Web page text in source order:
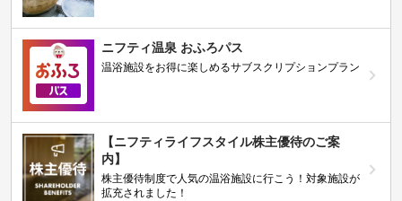
ニフティ温泉 おふろパス
温浴施設をお得に楽しめるサブスクリプションプラン
【ニフティライフスタイル株主優待のご案
内】
株主優待制度で人気の温浴施設に行こう！対象施設が
拡充されました！